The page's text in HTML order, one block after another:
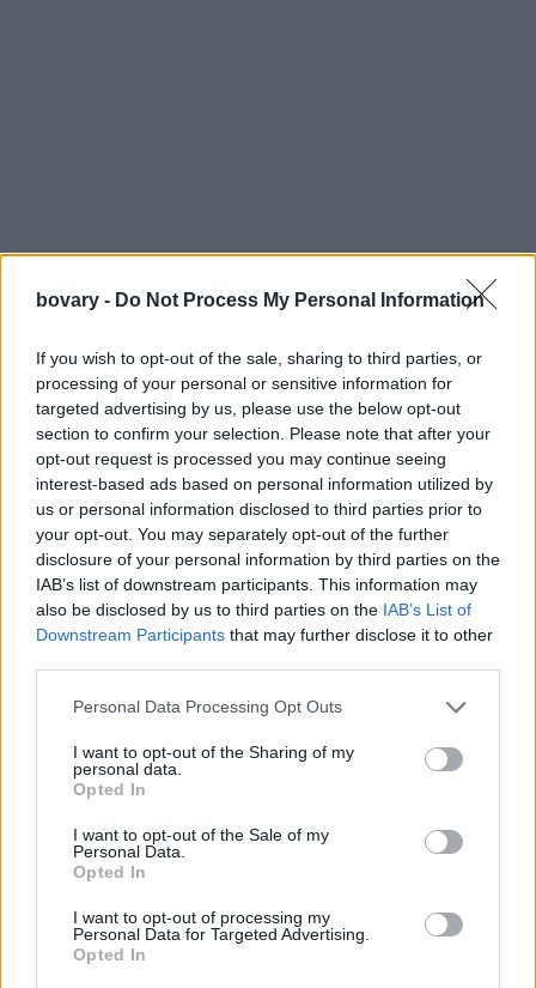
bovary - Do Not Process My Personal Information
If you wish to opt-out of the sale, sharing to third parties, or
processing of your personal or sensitive information for
targeted advertising by us, please use the below opt-out
section to confirm your selection. Please note that after your
opt-out request is processed you may continue seeing
interest-based ads based on personal information utilized by
us or personal information disclosed to third parties prior to
your opt-out. You may separately opt-out of the further
disclosure of your personal information by third parties on the
IAB’s list of downstream participants. This information may
also be disclosed by us to third parties on the IAB’s List of
Downstream Participants that may further disclose it to other
Personal Data Processing Opt Outs
I want to opt-out of the Sharing of my
personal data.
Opted In
I want to opt-out of the Sale of my
Personal Data.
Opted In
I want to opt-out of processing my
Personal Data for Targeted Advertising.
Opted In
Κήπος Ζαππείου, είσοδος από Β. Όλγας, 210 3369369
Ριβιέρα:Με σχεδόν μισό αιώνα ζωής, η Ριβιέρα είναι το σήμα
κατατεθέν των Εξαρχείων. Πνιγμένη κυριολεκτικά μέσα στα
γιασεμιά, φέρνει τις καλύτερες ταινίες της σεζόν,
επαναπροβάλλει κλασικές δημιουργίες, ενώ συχνά διοργανώνει
και ρετροσπεκτίβες σε αγαπημένους σκηνοθέτες.
Βαλτετσίου 46, Εξάρχεια, 210 3837716